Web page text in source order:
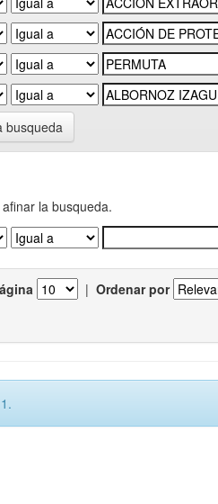
busqueda
la busqueda.
| Ordenar por